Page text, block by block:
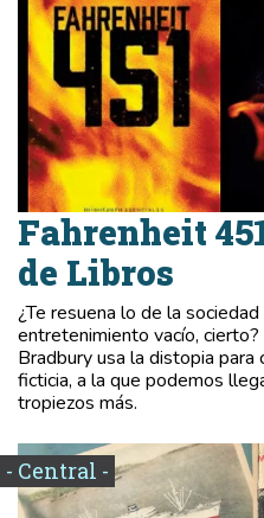
Fahrenheit
de Libros
¿Te resuena lo de la
entretenimiento vacío,
Bradbury usa la distopia para
ficticia, a la que podemos
tropiezos más.
- Central -